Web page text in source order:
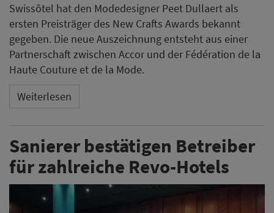
Swissôtel hat den Modedesigner Peet Dullaert als
ersten Preisträger des New Crafts Awards bekannt
gegeben. Die neue Auszeichnung entsteht aus einer
Partnerschaft zwischen Accor und der Fédération de la
Haute Couture et de la Mode.
Weiterlesen
Sanierer bestätigen Betreiber
für zahlreiche Revo-Hotels